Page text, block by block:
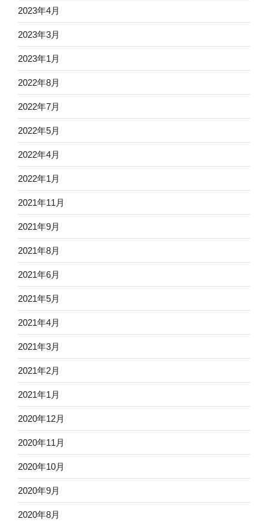
2023年4月
2023年3月
2023年1月
2022年8月
2022年7月
2022年5月
2022年4月
2022年1月
2021年11月
2021年9月
2021年8月
2021年6月
2021年5月
2021年4月
2021年3月
2021年2月
2021年1月
2020年12月
2020年11月
2020年10月
2020年9月
2020年8月